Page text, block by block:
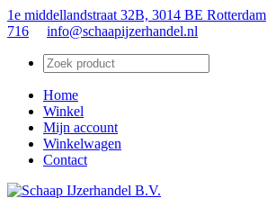
1e middellandstraat 32B, 3014 BE Rotterdam
716
info@schaapijzerhandel.nl
Home
Winkel
Mijn account
Winkelwagen
Contact